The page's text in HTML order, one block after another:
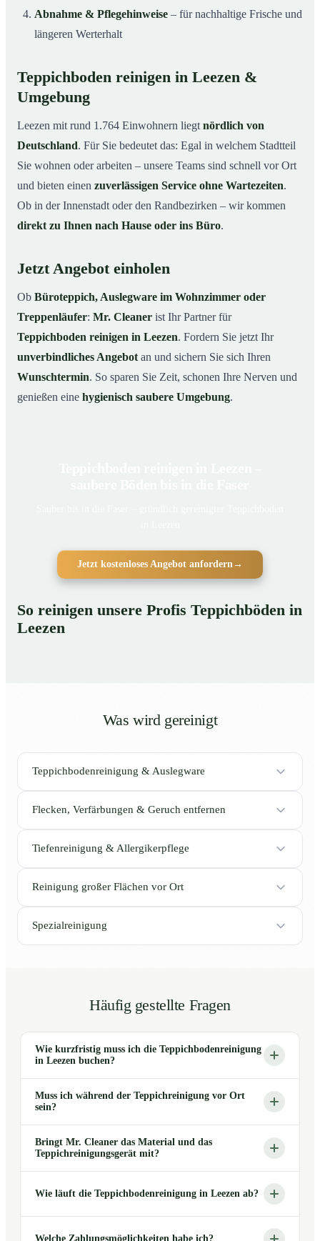
Abnahme & Pflegehinweise – für nachhaltige Frische und
längeren Werterhalt
Teppichboden reinigen in Leezen &
Umgebung
Leezen mit rund 1.764 Einwohnern liegt nördlich von
Deutschland. Für Sie bedeutet das: Egal in welchem Stadtteil
Sie wohnen oder arbeiten – unsere Teams sind schnell vor Ort
und bieten einen zuverlässigen Service ohne Wartezeiten.
Ob in der Innenstadt oder den Randbezirken – wir kommen
direkt zu Ihnen nach Hause oder ins Büro.
Jetzt Angebot einholen
Ob Büroteppich, Auslegware im Wohnzimmer oder
Treppenläufer: Mr. Cleaner ist Ihr Partner für
Teppichboden reinigen in Leezen. Fordern Sie jetzt Ihr
unverbindliches Angebot an und sichern Sie sich Ihren
Wunschtermin. So sparen Sie Zeit, schonen Ihre Nerven und
genießen eine hygienisch saubere Umgebung.
Jetzt kostenloses Angebot anfordern →
So reinigen unsere Profis Teppichböden in
Leezen
Was wird gereinigt
Teppichbodenreinigung & Auslegware
Flecken, Verfärbungen & Geruch entfernen
Tiefenreinigung & Allergikerpflege
Reinigung großer Flächen vor Ort
Spezialreinigung
Häufig gestellte Fragen
Wie kurzfristig muss ich die Teppichbodenreinigung
in Leezen buchen?
Muss ich während der Teppichreinigung vor Ort
sein?
Bringt Mr. Cleaner das Material und das
Teppichreinigungsgerät mit?
Wie läuft die Teppichbodenreinigung in Leezen ab?
Welche Zahlungsmöglichkeiten habe ich?